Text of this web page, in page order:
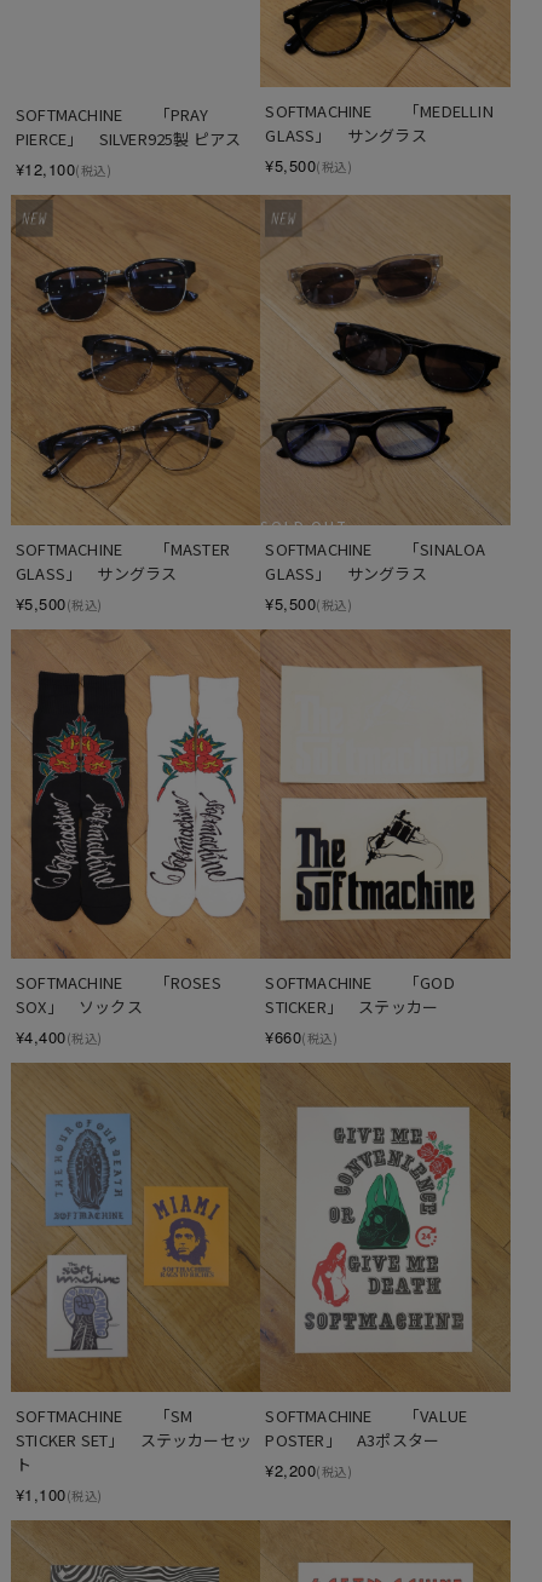
SOFTMACHINE　　「PRAY
PIERCE」　SILVER925製 ピアス
¥12,100(税込)
SOFTMACHINE　　「MEDELLIN
GLASS」　サングラス
¥5,500(税込)
SOFTMACHINE　　「MASTER
GLASS」　サングラス
¥5,500(税込)
SOLD OUT
SOFTMACHINE　　「SINALOA
GLASS」　サングラス
¥5,500(税込)
SOFTMACHINE　　「ROSES
SOX」　ソックス
¥4,400(税込)
SOFTMACHINE　　「GOD
STICKER」　ステッカー
¥660(税込)
SOFTMACHINE　　「SM
STICKER SET」　ステッカーセッ
ト
¥1,100(税込)
SOFTMACHINE　　「VALUE
POSTER」　A3ポスター
¥2,200(税込)